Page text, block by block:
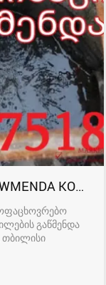
გაწმენდა
თბილისი